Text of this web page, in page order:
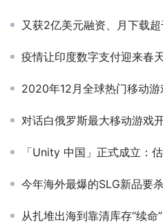
又获2亿美元融资、月下载超千万，
疫情让印度数字支付迎来春天？
2020年12月全球热门移动游
对话白俄罗斯最大移动游戏开
「Unity 中国」正式成立：估值10亿
今年海外最爆的SLG新品要
从扎堆出海到靠清库存“续命”